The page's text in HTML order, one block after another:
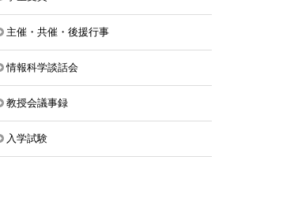
主催・共催・後援行事
情報科学談話会
教授会議事録
入学試験